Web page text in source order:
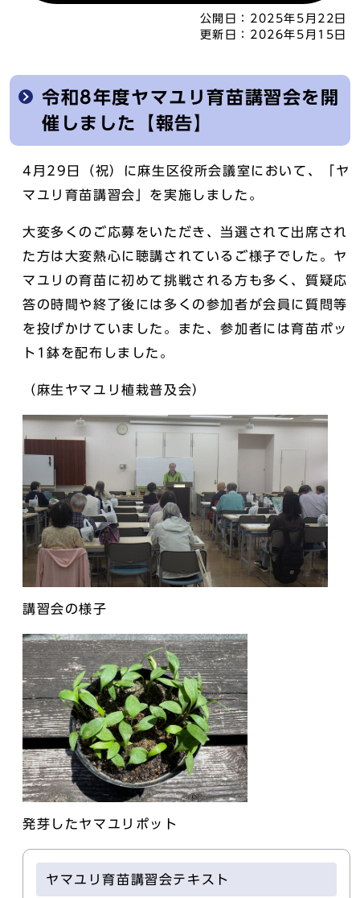
公開日： 2025年5月22日
更新日： 2026年5月15日
令和8年度ヤマユリ育苗講習会を開
催しました【報告】
4月29日（祝）に麻生区役所会議室において、「ヤ
マユリ育苗講習会」を実施しました。
大変多くのご応募をいただき、当選されて出席され
た方は大変熱心に聴講されているご様子でした。ヤ
マユリの育苗に初めて挑戦される方も多く、質疑応
答の時間や終了後には多くの参加者が会員に質問等
を投げかけていました。また、参加者には育苗ポッ
ト1鉢を配布しました。
（麻生ヤマユリ植栽普及会）
講習会の様子
発芽したヤマユリポット
ヤマユリ育苗講習会テキスト